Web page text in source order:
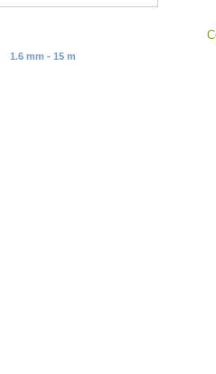
1.6 mm - 15 m